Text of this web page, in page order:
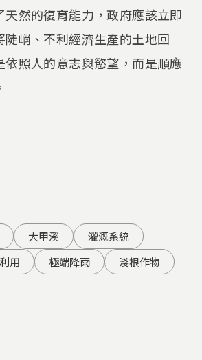
天然的復育能力，政府應該立即
峭、不利經濟生產的土地回
依照人的意志與慾望，而是順應
大甲溪
灌溉系統
用 極端降雨
淺根作物